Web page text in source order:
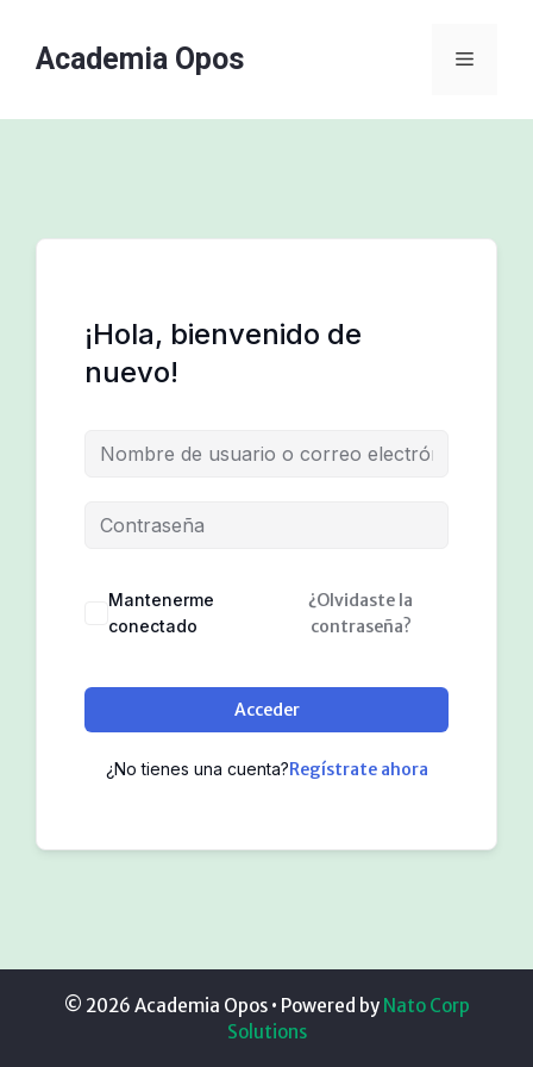
Academia Opos
¡Hola, bienvenido de
nuevo!
Mantenerme
conectado
¿Olvidaste la
contraseña?
Acceder
¿No tienes una cuenta?Regístrate ahora
© 2026 Academia Opos• Powered by Nato Corp
Solutions